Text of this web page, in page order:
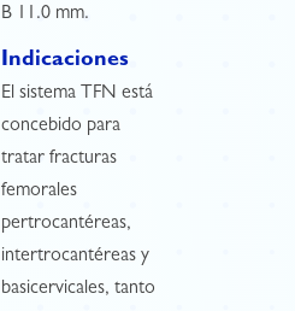
B 11.0 mm.
Indicaciones
El sistema TFN está
concebido para
tratar fracturas
femorales
pertrocantéreas,
intertrocantéreas y
basicervicales, tanto